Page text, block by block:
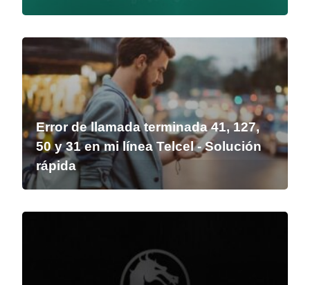
Error de llamada terminada 41, 127,
50 y 31 en mi línea Telcel - Solución
rápida